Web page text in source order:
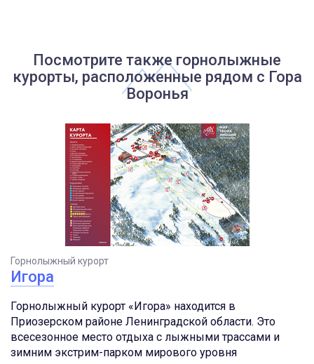
Посмотрите также горнолыжные
курорты, расположенные рядом с Гора
Воронья
Горнолыжный курорт
Игора
Горнолыжный курорт «Игора» находится в
Приозерском районе Ленинградской области. Это
всесезонное место отдыха с лыжными трассами и
зимним экстрим-парком мирового уровня